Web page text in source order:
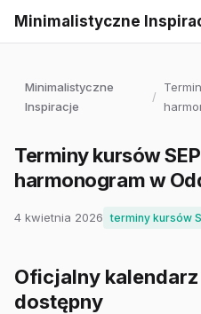
Minimalistyczne
Minimalistyczne
Inspiracje
/
Terminy kursów
harmonogram w
4 kwietnia 2026 terminy kursów
Oficjalny
dostępny